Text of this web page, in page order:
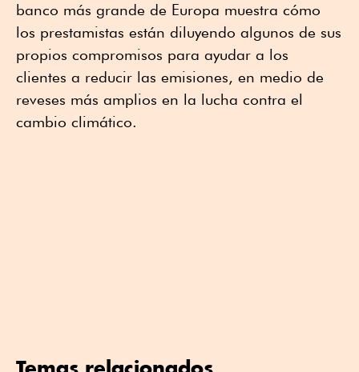
banco más grande de Europa muestra cómo
los prestamistas están diluyendo algunos de sus
propios compromisos para ayudar a los
clientes a reducir las emisiones, en medio de
reveses más amplios en la lucha contra el
cambio climático.